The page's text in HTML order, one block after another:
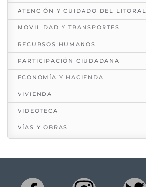
ATENCIÓN Y CUIDADO DEL LITORAL
MOVILIDAD Y TRANSPORTES
RECURSOS HUMANOS
PARTICIPACIÓN CIUDADANA
ECONOMÍA Y HACIENDA
VIVIENDA
VIDEOTECA
VÍAS Y OBRAS